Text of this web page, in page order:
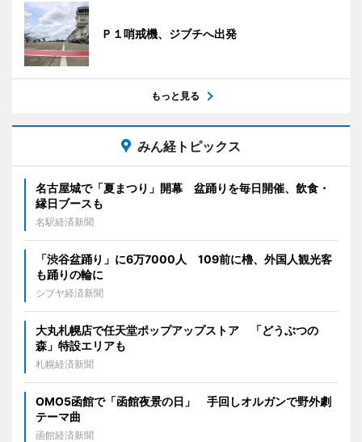
Ｐ１哨戒機、ジブチへ出発
もっと見る
みん経トピックス
名古屋城で「夏まつり」開幕 盆踊りを毎日開催、飲食・
縁日ブースも
名駅経済新聞
「渋谷盆踊り」に6万7000人 109前に櫓、外国人観光客
も踊りの輪に
シブヤ経済新聞
大丸札幌店で任天堂ポップアップストア 「どうぶつの
森」特設エリアも
札幌経済新聞
OMO5函館で「函館夜景の日」 手回しオルガンで野外劇
テーマ曲
函館経済新聞